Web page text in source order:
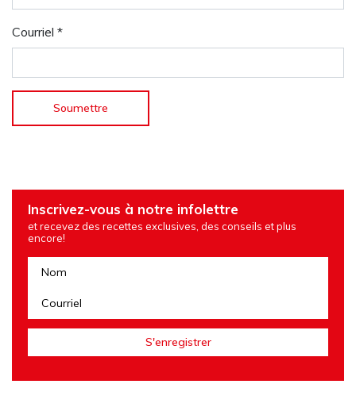
Courriel *
Inscrivez-vous à notre infolettre
et recevez des recettes exclusives, des conseils et plus
encore!